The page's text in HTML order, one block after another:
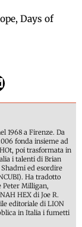
Days of
1968 a Firenze. Da
fonda insieme ad
poi trasformata in
i talenti di Brian
ed esordire
Ha tradotto
Peter Milligan,
HEX di Joe R.
editoriale di LION
in Italia i fumetti